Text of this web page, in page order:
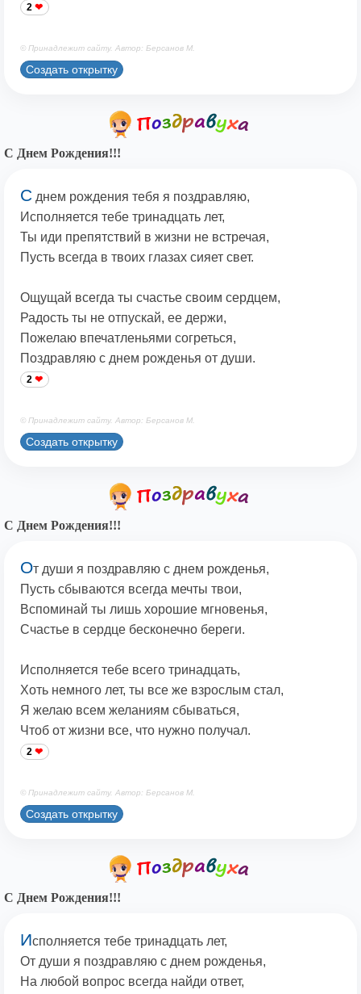
2
© Принадлежит сайту. Автор: Берсанов М.
Создать открытку
С Днем Рождения!!!
С днем рождения тебя я поздравляю,
Исполняется тебе тринадцать лет,
Ты иди препятствий в жизни не встречая,
Пусть всегда в твоих глазах сияет свет.
Ощущай всегда ты счастье своим сердцем,
Радость ты не отпускай, ее держи,
Пожелаю впечатленьями согреться,
Поздравляю с днем рожденья от души.
2
© Принадлежит сайту. Автор: Берсанов М.
Создать открытку
С Днем Рождения!!!
От души я поздравляю с днем рожденья,
Пусть сбываются всегда мечты твои,
Вспоминай ты лишь хорошие мгновенья,
Счастье в сердце бесконечно береги.
Исполняется тебе всего тринадцать,
Хоть немного лет, ты все же взрослым стал,
Я желаю всем желаниям сбываться,
Чтоб от жизни все, что нужно получал.
2
© Принадлежит сайту. Автор: Берсанов М.
Создать открытку
С Днем Рождения!!!
Исполняется тебе тринадцать лет,
От души я поздравляю с днем рожденья,
На любой вопрос всегда найди ответ,